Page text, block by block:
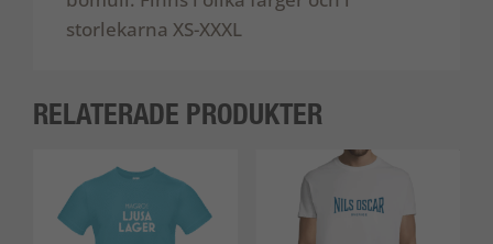
storlekarna XS-XXXL
RELATERADE PRODUKTER